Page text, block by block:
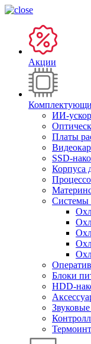
Акции
ИИ-
Платы
SSD-
Корпуса
Системы
Блоки
HDD-